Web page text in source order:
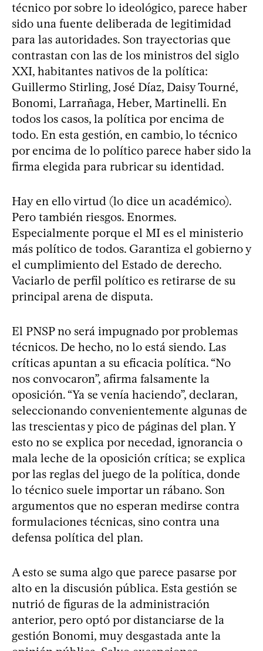
técnico por sobre lo ideológico, parece haber
sido una fuente deliberada de legitimidad
para las autoridades. Son trayectorias que
contrastan con las de los ministros del siglo
XXI, habitantes nativos de la política:
Guillermo Stirling, José Díaz, Daisy Tourné,
Bonomi, Larrañaga, Heber, Martinelli. En
todos los casos, la política por encima de
todo. En esta gestión, en cambio, lo técnico
por encima de lo político parece haber sido la
firma elegida para rubricar su identidad.
Hay en ello virtud (lo dice un académico).
Pero también riesgos. Enormes.
Especialmente porque el MI es el ministerio
más político de todos. Garantiza el gobierno y
el cumplimiento del Estado de derecho.
Vaciarlo de perfil político es retirarse de su
principal arena de disputa.
El PNSP no será impugnado por problemas
técnicos. De hecho, no lo está siendo. Las
críticas apuntan a su eficacia política. “No
nos convocaron”, afirma falsamente la
oposición. “Ya se venía haciendo”, declaran,
seleccionando convenientemente algunas de
las trescientas y pico de páginas del plan. Y
esto no se explica por necedad, ignorancia o
mala leche de la oposición crítica; se explica
por las reglas del juego de la política, donde
lo técnico suele importar un rábano. Son
argumentos que no esperan medirse contra
formulaciones técnicas, sino contra una
defensa política del plan.
A esto se suma algo que parece pasarse por
alto en la discusión pública. Esta gestión se
nutrió de figuras de la administración
anterior, pero optó por distanciarse de la
gestión Bonomi, muy desgastada ante la